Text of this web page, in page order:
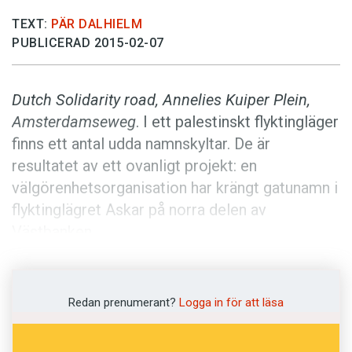
Föreslå nyord
Annonsera
Prenumerera
Läs Språktidningen digitalt
Press
TEXT: PÄR DALHIELM
PUBLICERAD 2015-02-07
Dutch Solidarity road, Annelies Kuiper Plein,
Amsterdamseweg. I ett palestinskt flyktingläger
finns ett antal udda namnskyltar. De är
resultatet av ett ovanligt projekt: en
välgörenhetsorganisation har krängt gatunamn i
flyktinglägret Askar på norra delen av
reklammakare kom i kontakt med ett barn- och
ungdomscenter i lägret. Centret var i dåligt
Redan prenumerant? Logga in för att läsa